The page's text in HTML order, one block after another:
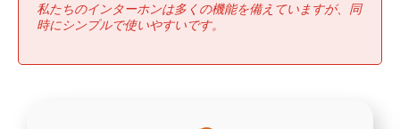
私たちのインターホンは多くの機能を備えていますが、同
時にシンプルで使いやすいです。